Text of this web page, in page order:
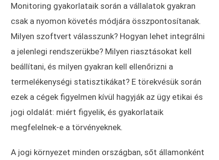
Monitoring gyakorlataik során a vállalatok gyakran
csak a nyomon követés módjára összpontosítanak.
Milyen szoftvert válasszunk? Hogyan lehet integrálni
a jelenlegi rendszerükbe? Milyen riasztásokat kell
beállítani, és milyen gyakran kell ellenőrizni a
termelékenységi statisztikákat? E törekvésük során
ezek a cégek figyelmen kívül hagyják az ügy etikai és
jogi oldalát: miért figyelik, és gyakorlataik
megfelelnek-e a törvényeknek.
A jogi környezet minden országban, sőt államonként